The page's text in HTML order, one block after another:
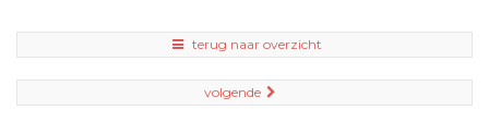
terug naar overzicht
volgende